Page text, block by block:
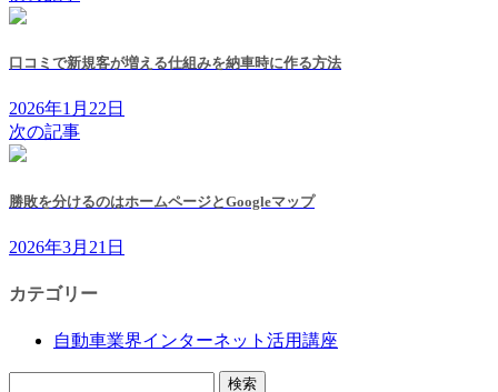
口コミで新規客が増える仕組みを納車時に作る方法
2026年1月22日
次の記事
勝敗を分けるのはホームページとGoogleマップ
2026年3月21日
カテゴリー
自動車業界インターネット活用講座